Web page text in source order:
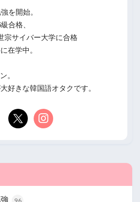
を開始。
合格、
宗サイバー大学に合格
在学中。
。
好きな韓国語オタクです。
96